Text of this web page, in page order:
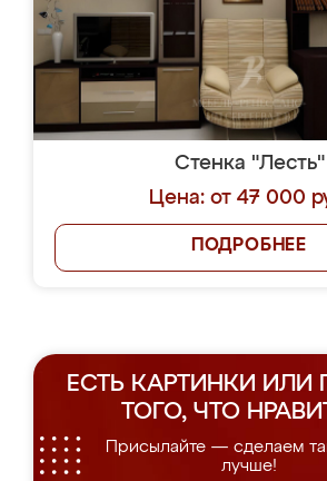
Стенка "Лесть"
Цена: от 47 000
ПОДРОБНЕЕ
ЕСТЬ КАРТИНКИ ИЛИ
ТОГО, ЧТО
Присылайте — сделаем
лучше!